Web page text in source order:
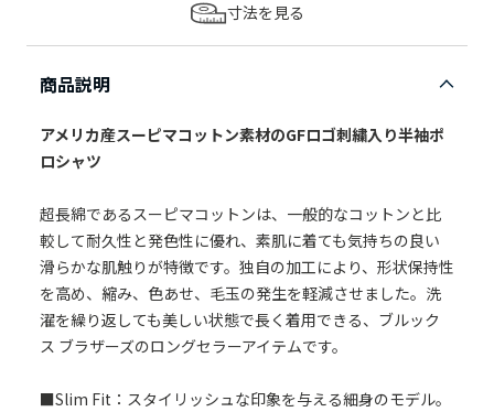
寸法を見る
商品説明
アメリカ産スーピマコットン素材のGFロゴ刺繍入り半袖ポ
ロシャツ
超長綿であるスーピマコットンは、一般的なコットンと比
較して耐久性と発色性に優れ、素肌に着ても気持ちの良い
滑らかな肌触りが特徴です。独自の加工により、形状保持性
を高め、縮み、色あせ、毛玉の発生を軽減させました。洗
濯を繰り返しても美しい状態で長く着用できる、ブルック
ス ブラザーズのロングセラーアイテムです。
■Slim Fit：スタイリッシュな印象を与える細身のモデル。